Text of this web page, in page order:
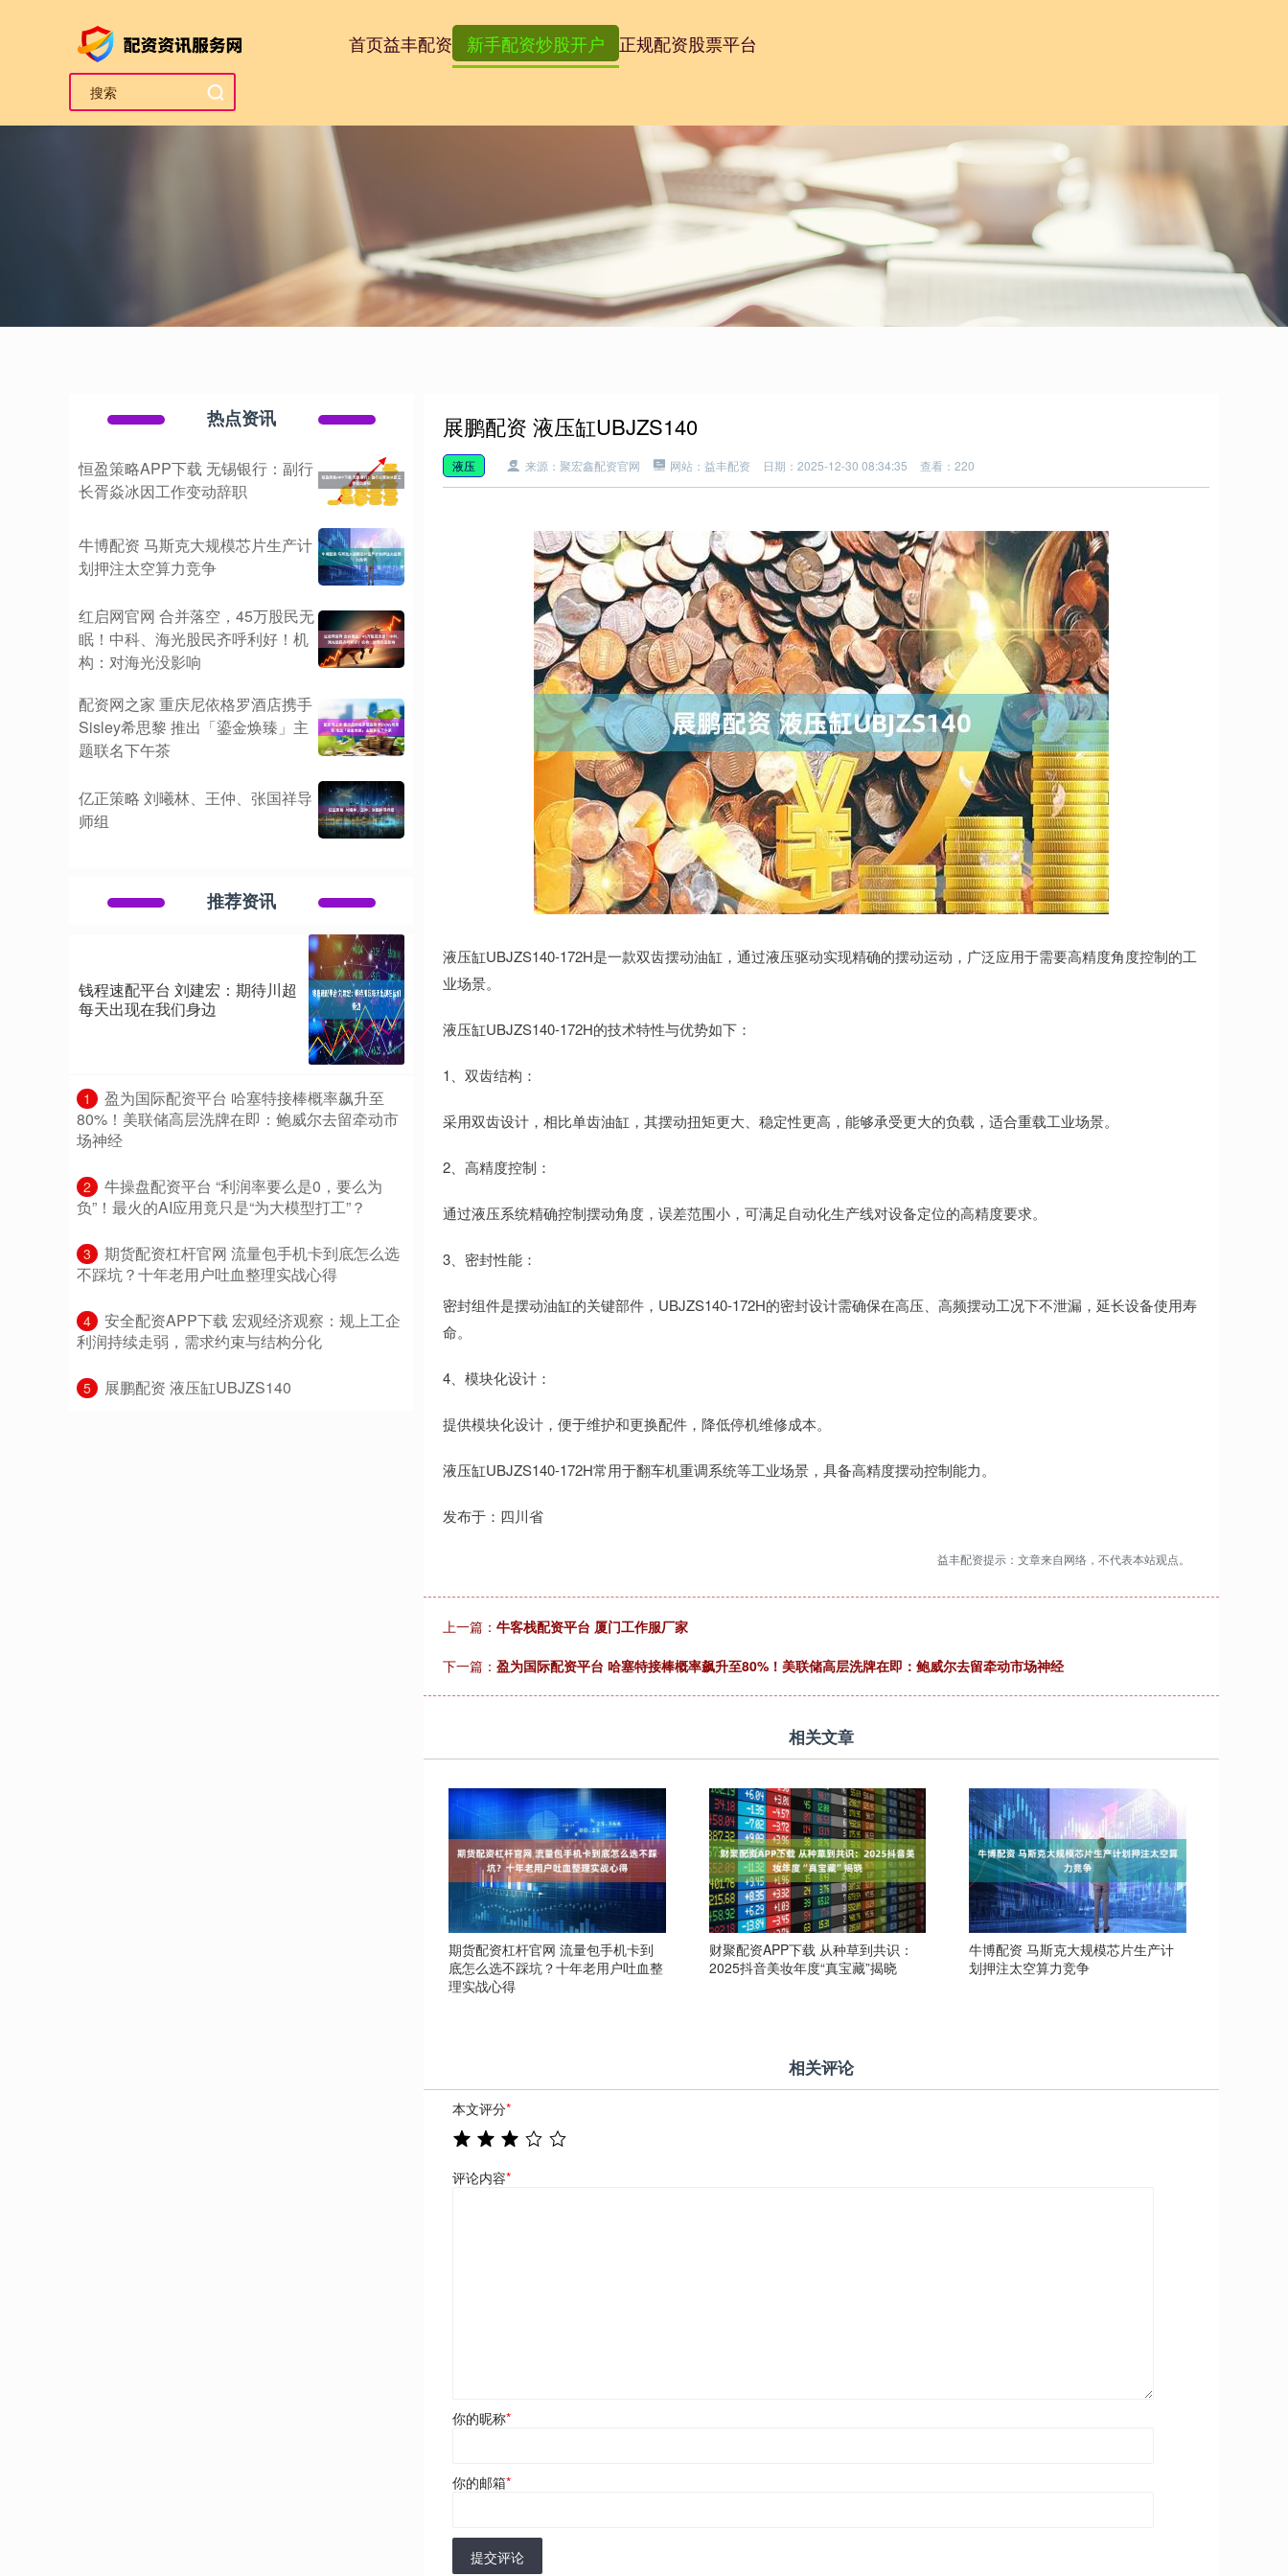
首页益丰配资 新手配资炒股开户 正规配资股票平台
展鹏配资 液压缸UBJZS140
液压 来源：聚宏鑫配资官网 网站：益丰配资 日期：2025-12-30 08:34:35 查看：220
液压缸UBJZS140-172H是一款双齿摆动油缸，通过液压驱动实现精确的摆动运动，广泛应用于需要高精度角度控制的工
业场景。
液压缸UBJZS140-172H的技术特性与优势如下：
1、双齿结构：
采用双齿设计，相比单齿油缸，其摆动扭矩更大、稳定性更高，能够承受更大的负载，适合重载工业场景。
2、高精度控制：
通过液压系统精确控制摆动角度，误差范围小，可满足自动化生产线对设备定位的高精度要求。
3、密封性能：
密封组件是摆动油缸的关键部件，UBJZS140-172H的密封设计需确保在高压、高频摆动工况下不泄漏，延长设备使用寿
命。
4、模块化设计：
提供模块化设计，便于维护和更换配件，降低停机维修成本。
液压缸UBJZS140-172H常用于翻车机重调系统等工业场景，具备高精度摆动控制能力。
发布于：四川省
益丰配资提示：文章来自网络，不代表本站观点。
上一篇： 牛客栈配资平台 厦门工作服厂家
下一篇： 盈为国际配资平台 哈塞特接棒概率飙升至80%！美联储高层洗牌在即：鲍威尔去留牵动市场神经
相关文章
期货配资杠杆官网 流量包手机卡到
底怎么选不踩坑？十年老用户吐血整
理实战心得
财聚配资APP下载 从种草到共识：
2025抖音美妆年度“真宝藏”揭晓
牛博配资 马斯克大规模芯片生产计
划押注太空算力竞争
相关评论
本文评分*
评论内容*
你的昵称*
你的邮箱*
提交评论
热点资讯
恒盈策略APP下载 无锡银行：副行
长胥焱冰因工作变动辞职
牛博配资 马斯克大规模芯片生产计
划押注太空算力竞争
红启网官网 合并落空，45万股民无
眠！中科、海光股民齐呼利好！机
构：对海光没影响
配资网之家 重庆尼依格罗酒店携手
Sisley希思黎 推出「鎏金焕臻」主
题联名下午茶
亿正策略 刘曦林、王仲、张国祥导
师组
推荐资讯
钱程速配平台 刘建宏：期待川超
每天出现在我们身边
1
​盈为国际配资平台 哈塞特接棒概率飙升至
80%！美联储高层洗牌在即：鲍威尔去留牵动市
场神经
2
​牛操盘配资平台 “利润率要么是0，要么为
负”！最火的AI应用竟只是“为大模型打工”？
3
​期货配资杠杆官网 流量包手机卡到底怎么选
不踩坑？十年老用户吐血整理实战心得
4
​安全配资APP下载 宏观经济观察：规上工企
利润持续走弱，需求约束与结构分化
5 ​展鹏配资 液压缸UBJZS140